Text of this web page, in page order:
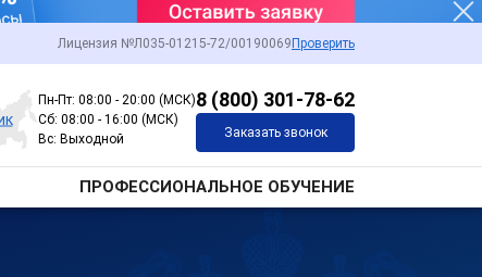
Лицензия №Л035-01215-72/00190069 Проверить
Пн-Пт: 08:00 - 20:00 (МСК)
Сб: 08:00 - 16:00 (МСК)
Вс: Выходной
8 (800) 301-78-62
Заказать звонок
ПРОФЕССИОНАЛЬНОЕ ОБУЧЕНИЕ